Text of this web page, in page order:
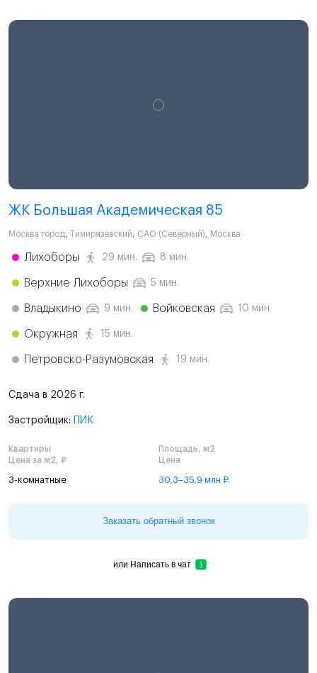
ЖК Большая Академическая 85
Москва город, Тимирязевский, САО (Северный), Москва
Лихоборы 29 мин. 8 мин.
Верхние Лихоборы 5 мин.
Владыкино 9 мин. Войковская 10 мин.
Окружная 15 мин.
Петровско-Разумовская 19 мин.
Сдача в 2026 г.
Застройщик: ПИК
Квартиры
Площадь, м2
Цена за м2, ₽
Цена
3-комнатные 30,3–35,9 млн ₽
Заказать обратный звонок
или Написать в чат